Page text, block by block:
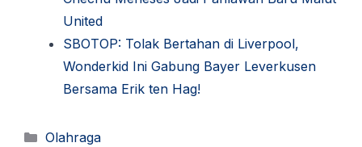
United
SBOTOP: Tolak Bertahan di Liverpool,
Wonderkid Ini Gabung Bayer Leverkusen
Bersama Erik ten Hag!
Kategori
Olahraga